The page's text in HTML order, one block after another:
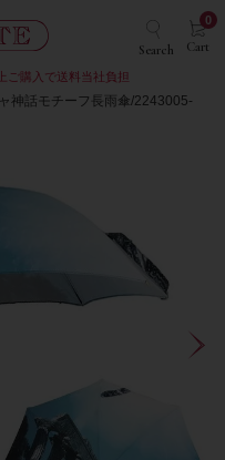
Search Cart
0
ご購入で送料当社負担
神話モチーフ長雨傘/2243005-